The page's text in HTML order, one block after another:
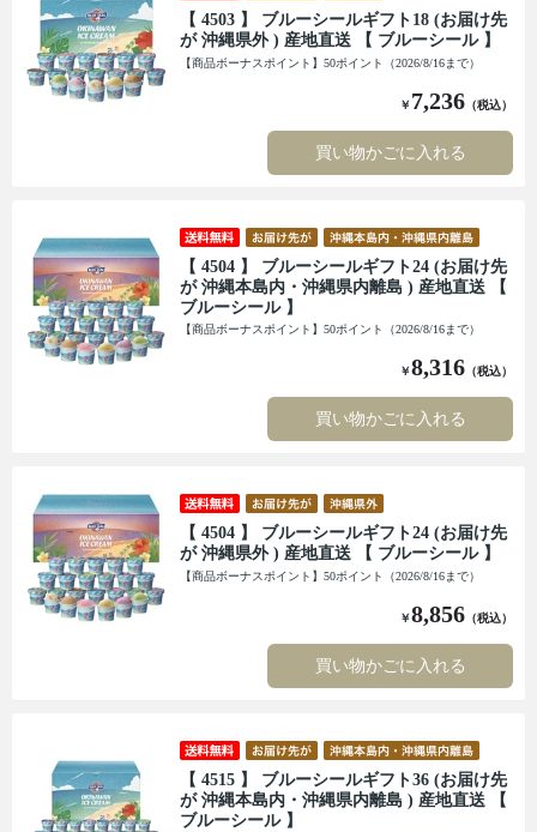
【 4503 】 ブルーシールギフト18 (お届け先
が 沖縄県外 ) 産地直送 【 ブルーシール 】
【商品ボーナスポイント】50ポイント（2026/8/16まで）
￥ 7,236 （税込）
買い物かごに入れる
【 4504 】 ブルーシールギフト24 (お届け先
が 沖縄本島内・沖縄県内離島 ) 産地直送 【
ブルーシール 】
【商品ボーナスポイント】50ポイント（2026/8/16まで）
￥8,316 （税込）
買い物かごに入れる
【 4504 】 ブルーシールギフト24 (お届け先
が 沖縄県外 ) 産地直送 【 ブルーシール 】
【商品ボーナスポイント】50ポイント（2026/8/16まで）
￥8,856 （税込）
買い物かごに入れる
【 4515 】 ブルーシールギフト36 (お届け先
が 沖縄本島内・沖縄県内離島 ) 産地直送 【
ブルーシール 】